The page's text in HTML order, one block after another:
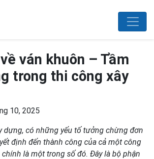
ván khuôn – Tầm
trong thi công xây
10, 2025
dựng, có những yếu tố tưởng chừng đơn
định đến thành công của cả một công
là một trong số đó. Đây là bộ phận